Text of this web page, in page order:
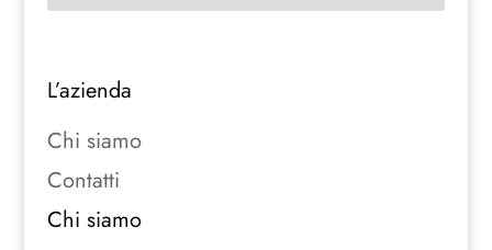
L’azienda
Chi siamo
Contatti
Chi siamo